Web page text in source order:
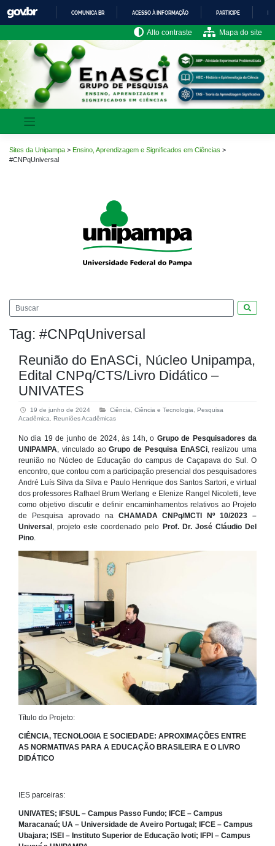
para
o
conteúdo
IR
PARA
O
COMUNICA BR ACESSO À INFORMAÇÃO PARTICIPE
Alto contraste Mapa do site
Sites da Unipampa > Ensino, Aprendizagem e Significados em Ciências >
#CNPqUniversal
Tag: #CNPqUniversal
Reunião do EnASCi, Núcleo Unipampa,
Edital CNPq/CTS/Livro Didático –
UNIVATES
19 de junho de 2024 Ciência Ciência e Tecnologia
Pesquisa
Acadêmica
Reuniões Acadêmicas
No dia 19 de junho de 2024, às 14h, o Grupo de Pesquisadores da
UNIPAMPA, vinculado aoGrupo de Pesquisa EnASCi, realizou uma
reunião no Núcleo de Educação do campus de Caçapava do Sul. O
encontro, que contou com a participação presencial dos pesquisadores
André Luís Silva da Silva e Paulo Henrique dos Santos Sartori, e virtual
dos professores Rafhael Brum Werlang e Elenize Rangel Nicoletti, teve
como objetivo discutir e definir encaminhamentos relativos ao Projeto
de Pesquisa aprovado na CHAMADA CNPq/MCTI Nº 10/2023 –
Universal , projeto este coordenado pelo Prof. Dr. José Cláudio Del
Pino.
Título do Projeto:
CIÊNCIA, TECNOLOGIA E SOCIEDADE: APROXIMAÇÕES ENTRE
AS NORMATIVAS PARA A EDUCAÇÃO BRASILEIRA E O LIVRO
DIDÁTICO
IES parceiras:
UNIVATES; IFSUL – Campus Passo Fundo; IFCE – Campus
Maracanaú; UA – Universidade de Aveiro Portugal; IFCE – Campus
Ubajara; ISEI – Instituto Superior de Educação Ivoti; IFPI – Campus